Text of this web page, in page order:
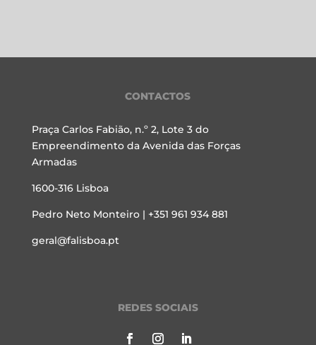
CONTACTOS
Praça Carlos Fabião, n.º 2, Lote 3 do
Empreendimento da Avenida das Forças
Armadas
1600-316 Lisboa
Pedro Neto Monteiro | +351 961 934 881
geral@falisboa.pt
REDES SOCIAIS